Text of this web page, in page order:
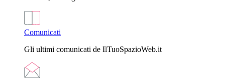
Comunicati
Gli ultimi comunicati de IlTuoSpazioWeb.it